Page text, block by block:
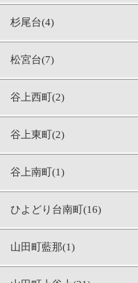
杉尾台(4)
松宮台(7)
谷上西町(2)
谷上東町(2)
谷上南町(1)
ひよどり台南町(16)
山田町藍那(1)